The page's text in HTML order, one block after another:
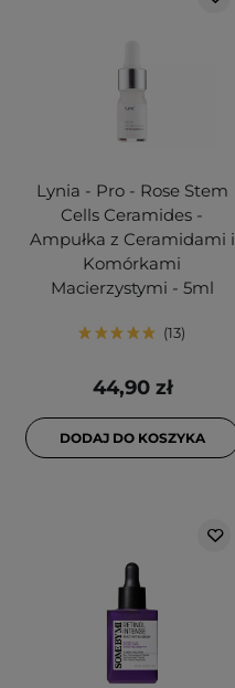
Lynia - Pro - Rose Stem
Cells Ceramides -
Ampułka z Ceramidami i
Komórkami
Macierzystymi - 5ml
13
44,90 zł
DODAJ DO KOSZYKA